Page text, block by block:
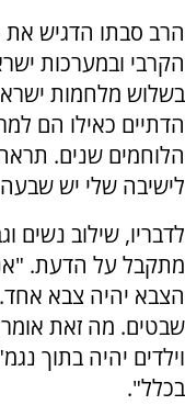
הרב סבתו הדגיש את
הקרבי ובמערכות
בשלוש מלחמות
הדתיים כאילו הם
הלוחמים שנים.
לישיבה שלי יש
לדבריו, שילוב נשים
מתקבל על הדעת.
הצבא יהיה צבא
שבטים. מה זאת
וילדים יהיה בתוך
בכלל".